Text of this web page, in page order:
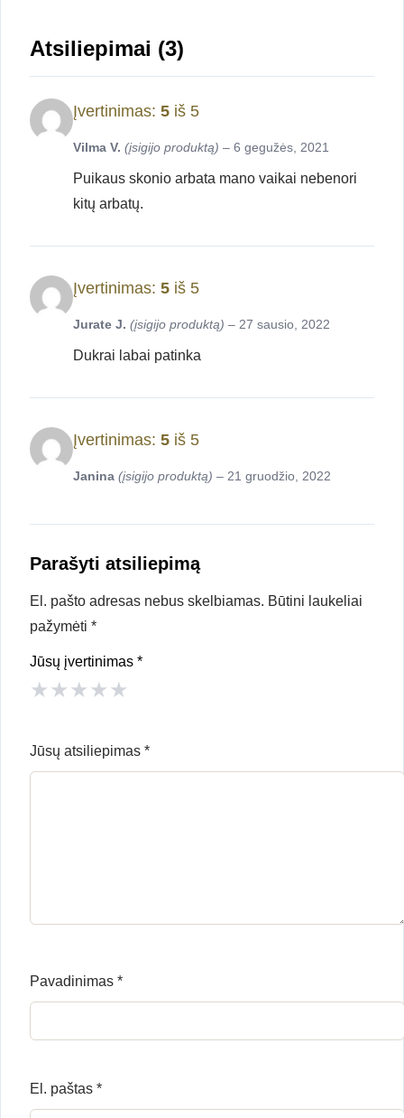
Atsiliepimai (3)
Įvertinimas: 5 iš 5
Vilma V. (įsigijo produktą) – 6 gegužės, 2021
Puikaus skonio arbata mano vaikai nebenori
kitų arbatų.
Įvertinimas: 5 iš 5
Jurate J. (įsigijo produktą) – 27 sausio, 2022
Dukrai labai patinka
Įvertinimas: 5 iš 5
Janina (įsigijo produktą) – 21 gruodžio, 2022
Parašyti atsiliepimą
El. pašto adresas nebus skelbiamas. Būtini laukeliai
pažymėti *
Jūsų įvertinimas *
★★★★★
Jūsų atsiliepimas *
Pavadinimas *
El. paštas *